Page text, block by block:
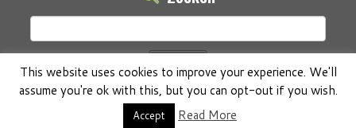
Zoeken
This website uses cookies to improve your experience. We'll
assume you're ok with this, but you can opt-out if you wish.
Accept Read More